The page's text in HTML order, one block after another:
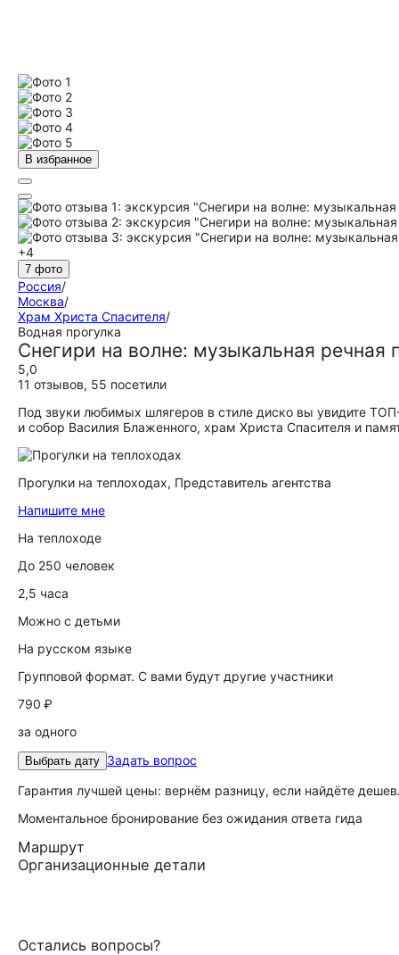
В избранное
+4
7 фото
Россия/
Москва/
Храм Христа Спасителя/
Водная прогулка
Снегири на волне: музыкальная речная
5,0
11 отзывов, 55 посетили
Под звуки любимых шлягеров в стиле диско вы увидите
и собор Василия Блаженного, храм Христа Спасителя и
Прогулки на теплоходах, Представитель агентства
Напишите мне
На теплоходе
До 250 человек
2,5 часа
Можно с детьми
На русском языке
Групповой формат. С вами будут другие участники
790 ₽
за одного
Выбрать дату Задать вопрос
Гарантия лучшей цены: вернём разницу, если найдёте
Моментальное бронирование без ожидания ответа гида
Маршрут
Организационные детали
Остались вопросы?